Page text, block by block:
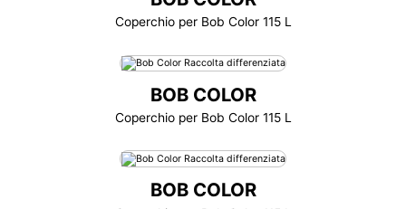
Coperchio per Bob Color 115 L
BOB COLOR
Coperchio per Bob Color 115 L
BOB COLOR